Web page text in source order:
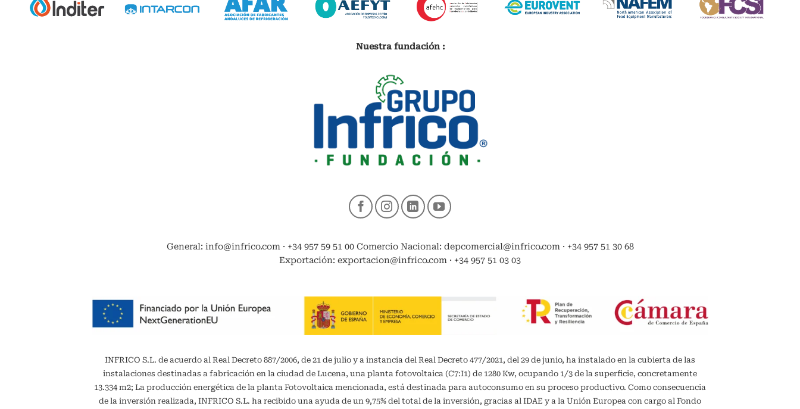
Nuestra fundación :
General: info@infrico.com · +34 957 59 51 00 Comercio Nacional: depcomercial@infrico.com · +34 957 51 30 68
Exportación: exportacion@infrico.com · +34 957 51 03 03
INFRICO S.L. de acuerdo al Real Decreto 887/2006, de 21 de julio y a instancia del Real Decreto 477/2021, del 29 de junio, ha instalado en la cubierta de las
instalaciones destinadas a fabricación en la ciudad de Lucena, una planta fotovoltaica (C7:I1) de 1280 Kw, ocupando 1/3 de la superficie, concretamente
13.334 m2; La producción energética de la planta Fotovoltaica mencionada, está destinada para autoconsumo en su proceso productivo. Como consecuencia
de la inversión realizada, INFRICO S.L. ha recibido una ayuda de un 9,75% del total de la inversión, gracias al IDAE y a la Unión Europea con cargo al Fondo